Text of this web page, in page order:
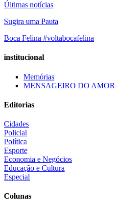
Últimas notícias
Sugira uma Pauta
Boca Felina #voltabocafelina
institucional
Memórias
MENSAGEIRO DO AMOR
Editorias
Cidades
Policial
Política
Esporte
Economia e Negócios
Educação e Cultura
Especial
Colunas